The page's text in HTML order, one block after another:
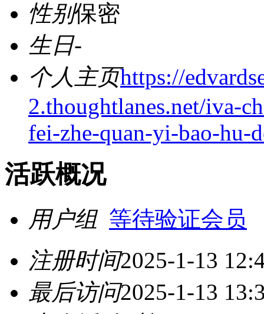
性别保密
生日-
个人主页https://
2.thoughtlanes.net/iva-
fei-zhe-quan-yi-bao-hu-
活跃概况
用户组 等待验证会员
注册时间2025-1-13
最后访问2025-1-13